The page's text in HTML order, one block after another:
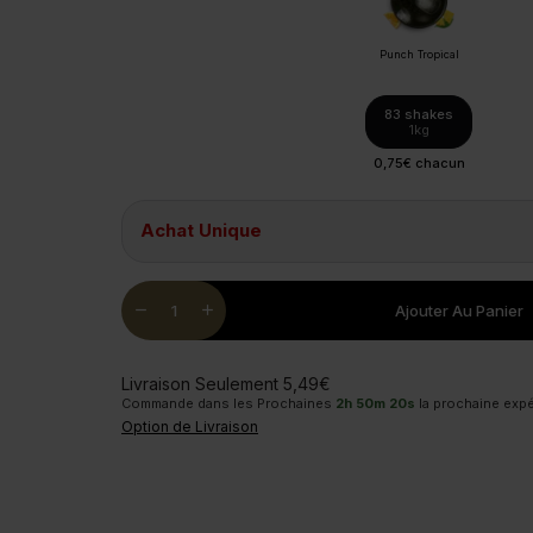
Punch Tropical
83 shakes
1kg
0,75€ chacun
Achat Unique
remove
Quantity
add Ajouter Au Panier
Livraison Seulement 5,49€
Commande dans les Prochaines 2h 50m 19s la prochaine
Option de Livraison